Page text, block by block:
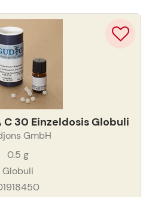
C 30 Einzeldosis Globuli
GmbH
0.5 g
Globuli